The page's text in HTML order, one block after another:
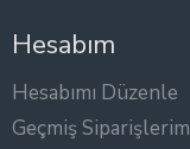
Hesabım
Hesabımı Düzenle
Geçmiş Siparişlerim